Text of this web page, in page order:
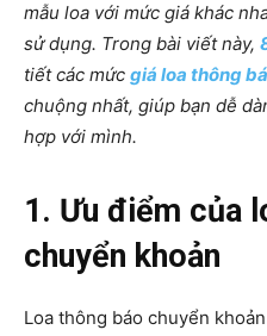
mẫu loa với mức giá khác
sử dụng. Trong bài viết này,
tiết các mức giá loa thông
chuộng nhất, giúp bạn dễ
hợp với mình.
1. Ưu điểm của
chuyển khoản
Loa thông báo chuyển